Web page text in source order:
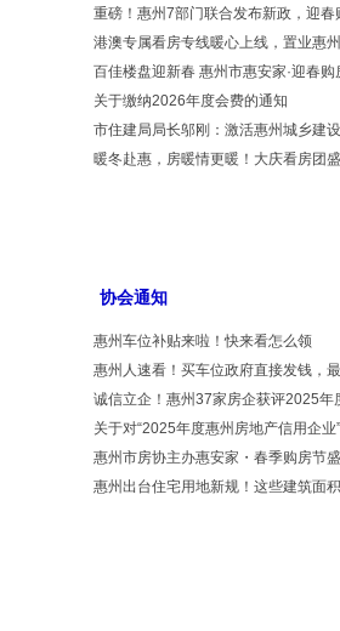
港澳专属看房专线暖心上线，置业惠
关于缴纳2026年度会费的通知
协会通知
惠州车位补贴来啦！快来看怎么领
诚信立企！惠州37家房企获评2025年
惠州出台住宅用地新规！这些建筑面